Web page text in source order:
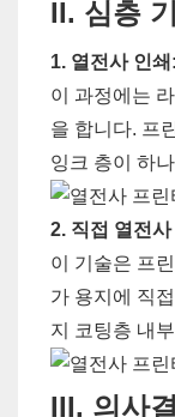
II. 심층
1. 열전사 인
이 과정에는
을 합니다. 프
잉크 층이 하
2. 직접 열전
이 기술은 프
가 용지에 직
지 코팅층 내
III. 의사